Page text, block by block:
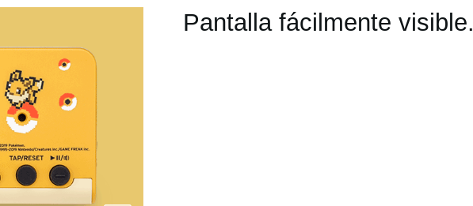
Pantalla fácilmente visible.